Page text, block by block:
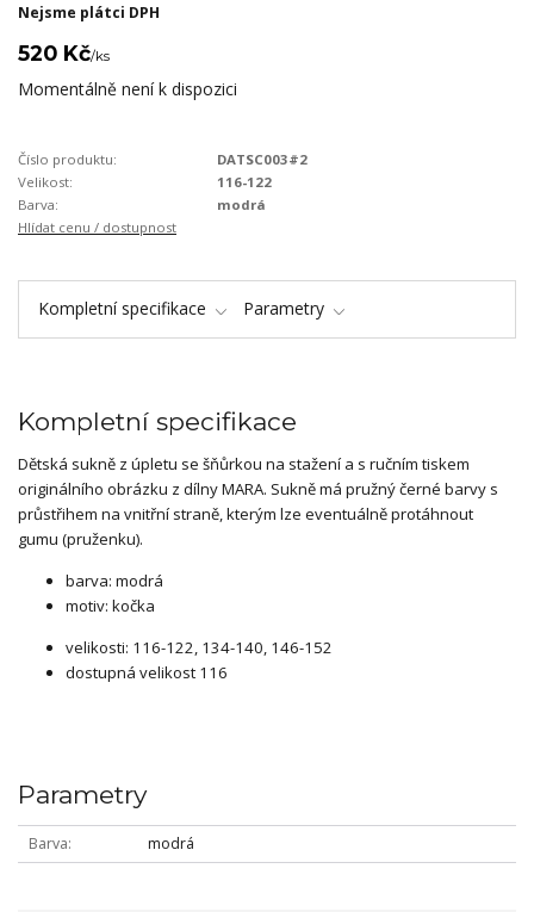
Nejsme plátci DPH
520 Kč/ks
Momentálně není k dispozici
Číslo produktu:
DATSC003#2
Velikost:
116-122
Barva:
modrá
Hlídat cenu / dostupnost
Kompletní specifikace Parametry
Kompletní specifikace
Dětská sukně z úpletu se šňůrkou na stažení a s ručním tiskem
originálního obrázku z dílny MARA. Sukně má pružný černé barvy s
průstřihem na vnitřní straně, kterým lze eventuálně protáhnout
gumu (pruženku).
barva: modrá
motiv: kočka
velikosti: 116-122, 134-140, 146-152
dostupná velikost 116
Parametry
Barva modrá